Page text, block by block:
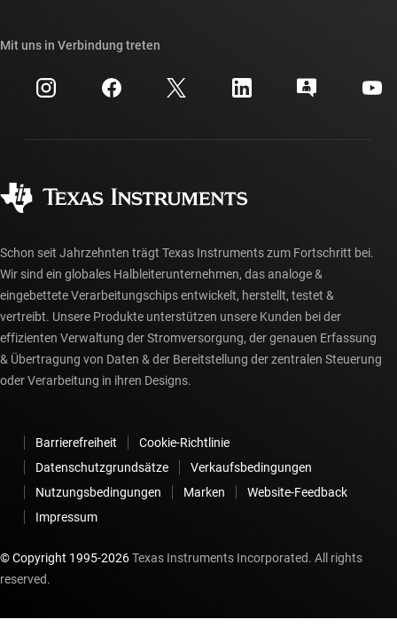
Veranstaltungen
Investorenbeziehungen
Querverweis-Suche
Kundensupportzentrum
myTI-Konto FAQs
Häufig gestellte Fragen zu Bestellungen
Mit uns in Verbindung treten
Schon seit Jahrzehnten trägt Texas Instruments zum Fortschritt bei.
Wir sind ein globales Halbleiterunternehmen, das analoge &
eingebettete Verarbeitungschips entwickelt, herstellt, testet &
vertreibt. Unsere Produkte unterstützen unsere Kunden bei der
effizienten Verwaltung der Stromversorgung, der genauen Erfassung
& Übertragung von Daten & der Bereitstellung der zentralen Steuerung
oder Verarbeitung in ihren Designs.
Barrierefreiheit
Cookie-Richtlinie
Datenschutzgrundsätze
Verkaufsbedingungen
Nutzungsbedingungen
Marken
Website-Feedback
Impressum
© Copyright 1995-2026Texas Instruments Incorporated. All rights
reserved.